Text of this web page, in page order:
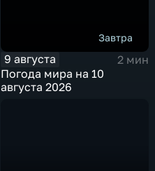
Завтра
9 августа
2 мин
Погода мира на 10
августа 2026